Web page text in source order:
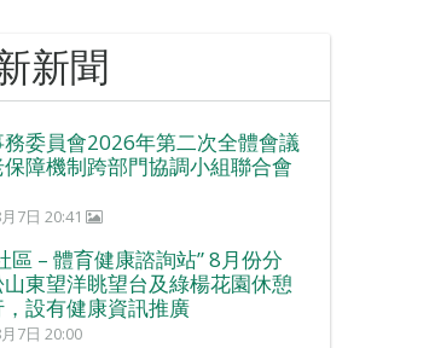
新聞
委員會2026年第二次全體會議
障機制跨部門協調小組聯合會
7日 20:41
區 – 體育健康諮詢站” 8月份分
山東望洋眺望台及綠楊花園休憩
設有健康資訊推廣
7日 20:00